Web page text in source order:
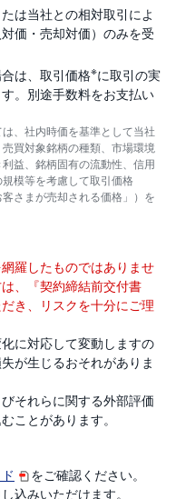
は当社との相対取引によ
価・売却対価）のみを受
は、取引価格※に取引の実
。別途手数料をお支払い
、社内時価を基準として当社
買対象銘柄の種類、市場環境
益、銘柄固有の流動性、信用
模等を考慮して取引価格
さまが売却される価格」）を
羅したものではありませ
、『契約締結前交付書
き、リスクを十分にご理
に対応して変動しますの
が生じるおそれがありま
それらに関する外部評価
ことがあります。
をご確認ください。
込みいただけます。